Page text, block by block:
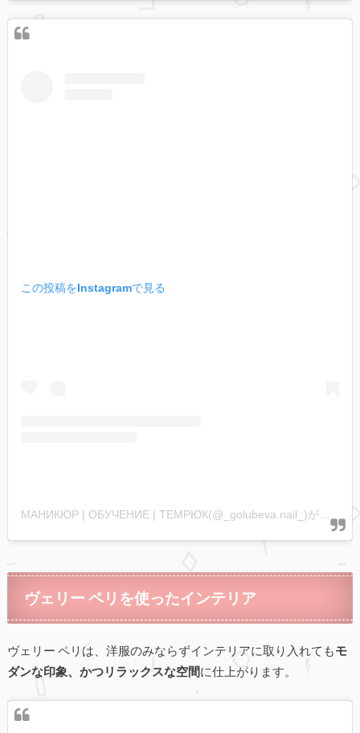
この投稿をInstagramで見る
МАНИКЮР | ОБУЧЕНИЕ | ТЕМРЮК(@_golubeva.nail_)がシェアした投稿
ヴェリー ペリを使ったインテリア
ヴェリー ペリは、洋服のみならずインテリアに取り入れてもモ
ダンな印象、かつリラックスな空間に仕上がります。